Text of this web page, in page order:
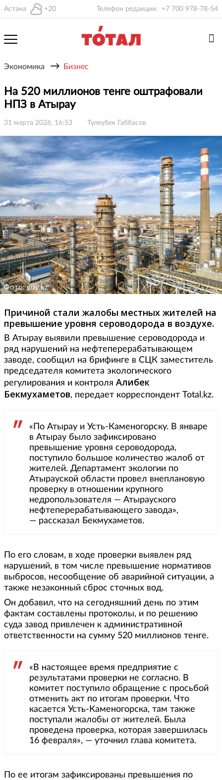
Астана +20 Телефон редакции: +7 700 978-78-54
Экономика → Бизнес
На 520 миллионов тенге оштрафовали
НПЗ в Атырау
31 марта 2026, 16:53 Тулеубек Габбасов
Фото: gov.kz
Причиной стали жалобы местных жителей на
превышение уровня сероводорода в воздухе.
В Атырау выявили превышение сероводорода и
ряд нарушений на нефтеперерабатывающем
заводе, сообщил на брифинге в СЦК заместитель
председателя комитета экологического
регулирования и контроля Алибек
Бекмухаметов, передает корреспондент Total.kz.
«По Атырау и Усть-Каменогорску. В январе
в Атырау было зафиксировано
превышение уровня сероводорода,
поступило большое количество жалоб от
жителей. Департамент экологии по
Атырауской области провел внеплановую
проверку в отношении крупного
недропользователя — Атырауского
нефтеперерабатывающего завода»,
— рассказал Бекмухаметов.
По его словам, в ходе проверки выявлен ряд
нарушений, в том числе превышение нормативов
выбросов, несообщение об аварийной ситуации, а
также незаконный сброс сточных вод.
Он добавил, что на сегодняшний день по этим
фактам составлены протоколы, и по решению
суда завод привлечен к административной
ответственности на сумму 520 миллионов тенге.
«В настоящее время предприятие с
результатами проверки не согласно. В
комитет поступило обращение с просьбой
отменить акт по итогам проверки. Что
касается Усть-Каменогорска, там также
поступали жалобы от жителей. Была
проведена проверка, которая завершилась
16 февраля», — уточнил глава комитета.
По ее итогам зафиксированы превышения по